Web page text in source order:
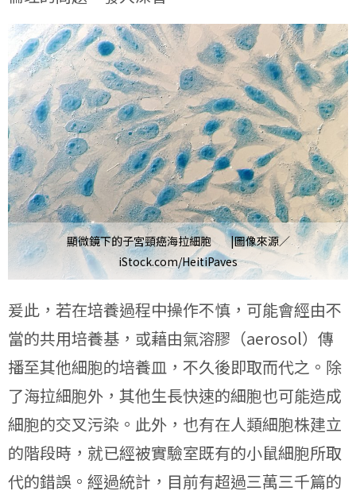
顯微鏡下的子宮頸癌海拉細胞 |圖像來源／
iStock.com/HeitiPaves
爰此，若在培養過程中操作不慎，可能會經由不
當的共用培養基，或藉由氣溶膠（aerosol）傳
播至其他細胞的培養皿，不久後即取而代之。除
了海拉細胞外，其他生長快速的細胞也可能造成
細胞的交叉污染。此外，也有在人類細胞株建立
的階段時，就已經被實驗室既有的小鼠細胞所取
代的錯誤。經過統計，目前有超過三萬三千篇的